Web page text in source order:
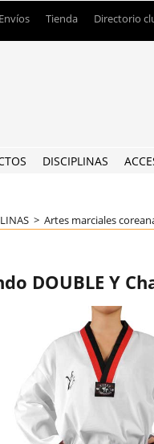
Tienda Directorio
DISCIPLINAS
> Artes marciales
DOUBLE Y